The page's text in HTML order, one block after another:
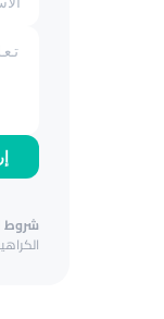
شروط